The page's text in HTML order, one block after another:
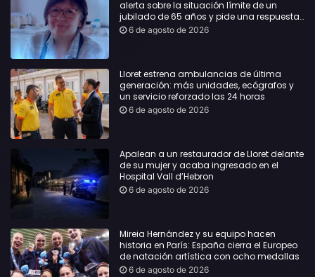
alerta sobre la situación límite de un
jubilado de 65 años y pide una respuesta
urgente
6 de agosto de 2026
Lloret estrena ambulancias de última
generación: más unidades, ecógrafos y
un servicio reforzado las 24 horas
6 de agosto de 2026
Apalean a un restaurador de Lloret delante
de su mujer y acaba ingresado en el
Hospital Vall d’Hebron
6 de agosto de 2026
Mireia Hernández y su equipo hacen
historia en París: España cierra el Europeo
de natación artística con ocho medallas
6 de agosto de 2026